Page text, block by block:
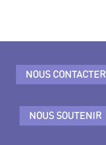
NOUS CONTACTER
NOUS SOUTENIR